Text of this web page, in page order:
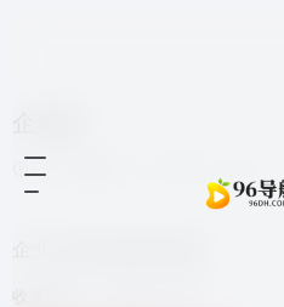
7个月前更新